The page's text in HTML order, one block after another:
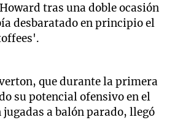
tras una doble ocasión
desbaratado en principio el
que durante la primera
su potencial ofensivo en el
jugadas a balón parado, llegó